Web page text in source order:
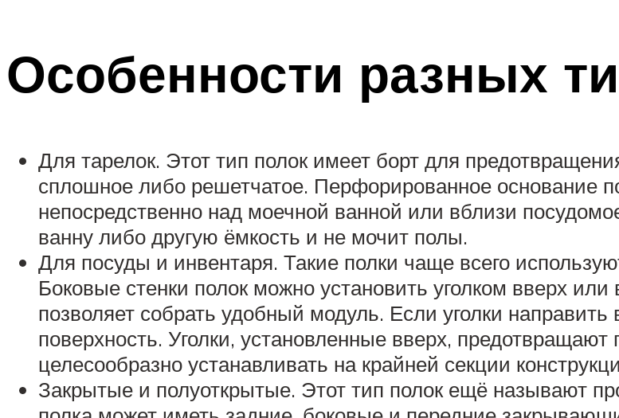
Особенности разных
Для тарелок. Этот тип полок имеет борт для
сплошное либо решетчатое. Перфорированное основание
непосредственно над моечной ванной или вблизи
ванну либо другую ёмкость и не мочит полы.
Для посуды и инвентаря. Такие полки чаще всего
Боковые стенки полок можно установить уголком вверх
позволяет собрать удобный модуль. Если уголки
поверхность. Уголки, установленные вверх,
целесообразно устанавливать на крайней секции
Закрытые и полуоткрытые. Этот тип полок ещё называют